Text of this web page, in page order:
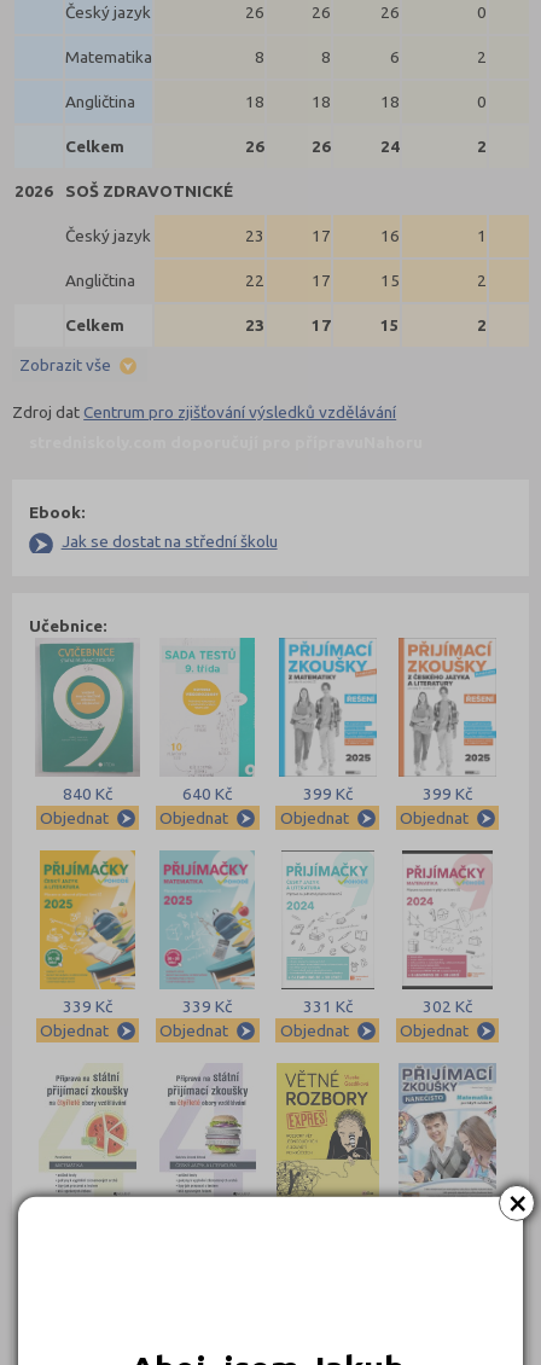
×
Český jazyk 26 26 26 0
Matematika 8 8 6 2
Angličtina 18 18 18 0
Celkem 26 26 24 2
2026 SOŠ ZDRAVOTNICKÉ
Český jazyk 23 17 16 1
Angličtina 22 17 15 2
Celkem 23 17 15 2
Zobrazit vše
Zdroj datCentrum pro zjišťování výsledků vzdělávání
Ebook:
Jak se dostat na střední školu
Učebnice:
840 Kč
Objednat
640 Kč
Objednat
399 Kč
Objednat
399 Kč
Objednat
339 Kč
Objednat
339 Kč
Objednat
331 Kč
Objednat
302 Kč
Objednat